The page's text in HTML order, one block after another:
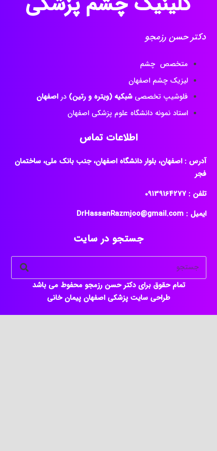
دکتر حسن رزمجو
متخصص چشم
لیزیک چشم اصفهان
فلوشیپ تخصصیشبکیه (ویتره و رتین) دراصفهان
استاد نمونه دانشگاه علوم پزشکی اصفهان
اطلاعات تماس
آدرس : اصفهان، بلوار دانشگاه اصفهان، جنب بانک ملی، ساختمان
فجر
تلفن : ‎09139164277
ایمیل : DrHassanRazmjoo@gmail.com
جستجو در سایت
تمام حقوق برای دکتر حسن رزمجو محفوط می باشد
طراحی سایت پزشکی اصفهان پیمان خانی